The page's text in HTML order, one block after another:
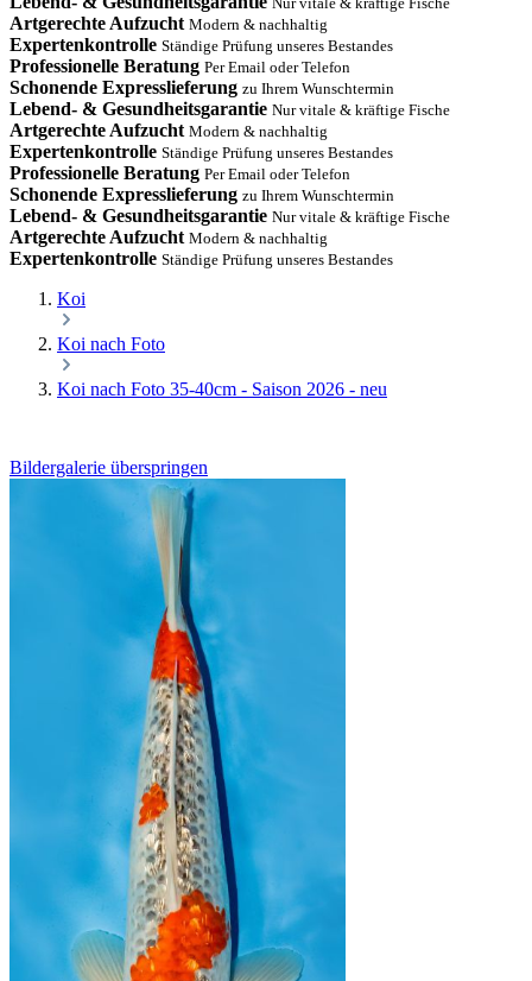
Artgerechte Aufzucht Modern & nachhaltig
Expertenkontrolle Ständige Prüfung unseres Bestandes
Professionelle Beratung Per Email oder Telefon
Schonende Expresslieferung zu Ihrem Wunschtermin
Lebend- & Gesundheitsgarantie Nur vitale & kräftige Fische
Artgerechte Aufzucht Modern & nachhaltig
Expertenkontrolle Ständige Prüfung unseres Bestandes
Professionelle Beratung Per Email oder Telefon
Schonende Expresslieferung zu Ihrem Wunschtermin
Lebend- & Gesundheitsgarantie Nur vitale & kräftige Fische
Artgerechte Aufzucht Modern & nachhaltig
Expertenkontrolle Ständige Prüfung unseres Bestandes
Koi
Koi nach Foto
Koi nach Foto 35-40cm - Saison 2026 - neu
Bildergalerie überspringen